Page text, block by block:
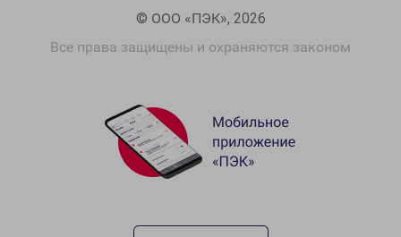
© ООО «ПЭК», 2026
Все права защищены и охраняются законом